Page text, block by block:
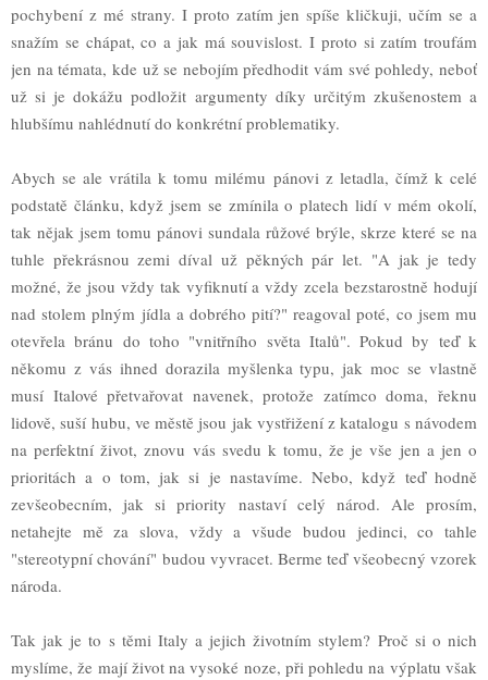
pochybení z mé strany. I proto zatím jen spíše kličkuji, učím se a
snažím se chápat, co a jak má souvislost. I proto si zatím troufám
jen na témata, kde už se nebojím předhodit vám své pohledy, neboť
už si je dokážu podložit argumenty díky určitým zkušenostem a
hlubšímu nahlédnutí do konkrétní problematiky.
Abych se ale vrátila k tomu milému pánovi z letadla, čímž k celé
podstatě článku, když jsem se zmínila o platech lidí v mém okolí,
tak nějak jsem tomu pánovi sundala růžové brýle, skrze které se na
tuhle překrásnou zemi díval už pěkných pár let. "A jak je tedy
možné, že jsou vždy tak vyfiknutí a vždy zcela bezstarostně hodují
nad stolem plným jídla a dobrého pití?" reagoval poté, co jsem mu
otevřela bránu do toho "vnitřního světa Italů". Pokud by teď k
někomu z vás ihned dorazila myšlenka typu, jak moc se vlastně
musí Italové přetvařovat navenek, protože zatímco doma, řeknu
lidově, suší hubu, ve městě jsou jak vystřižení z katalogu s návodem
na perfektní život, znovu vás svedu k tomu, že je vše jen a jen o
prioritách a o tom, jak si je nastavíme. Nebo, když teď hodně
zevšeobecním, jak si priority nastaví celý národ. Ale prosím,
netahejte mě za slova, vždy a všude budou jedinci, co tahle
"stereotypní chování" budou vyvracet. Berme teď všeobecný vzorek
národa.
Tak jak je to s těmi Italy a jejich životním stylem? Proč si o nich
myslíme, že mají život na vysoké noze, při pohledu na výplatu však